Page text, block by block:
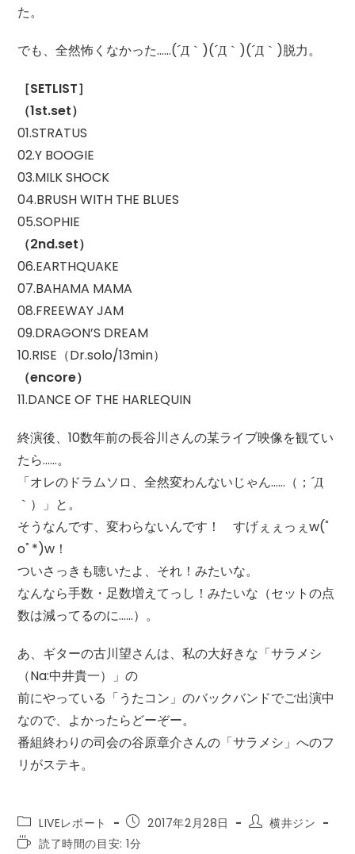
た。
でも、全然怖くなかった……(´Д｀)(´Д｀)(´Д｀)脱力。
［SETLIST］
（1st.set）
01.STRATUS
02.Y BOOGIE
03.MILK SHOCK
04.BRUSH WITH THE BLUES
05.SOPHIE
（2nd.set）
06.EARTHQUAKE
07.BAHAMA MAMA
08.FREEWAY JAM
09.DRAGON’S DREAM
10.RISE（Dr.solo/13min）
（encore）
11.DANCE OF THE HARLEQUIN
終演後、10数年前の長谷川さんの某ライブ映像を観てい
たら……。
「オレのドラムソロ、全然変わんないじゃん……（；´Д
｀）」と。
そうなんです、変わらないんです！ すげぇぇっぇw(ﾟ
oﾟ*)w！
ついさっきも聴いたよ、それ！みたいな。
なんなら手数・足数増えてっし！みたいな（セットの点
数は減ってるのに……）。
あ、ギターの古川望さんは、私の大好きな「サラメシ
（Na:中井貴一）」の
前にやっている「うたコン」のバックバンドでご出演中
なので、よかったらどーぞー。
番組終わりの司会の谷原章介さんの「サラメシ」へのフ
リがステキ。
投
稿
カ
LIVEレポート
投
稿
公
2017年2月28日
投
横井ジン
読
読了時間の目安: 1分